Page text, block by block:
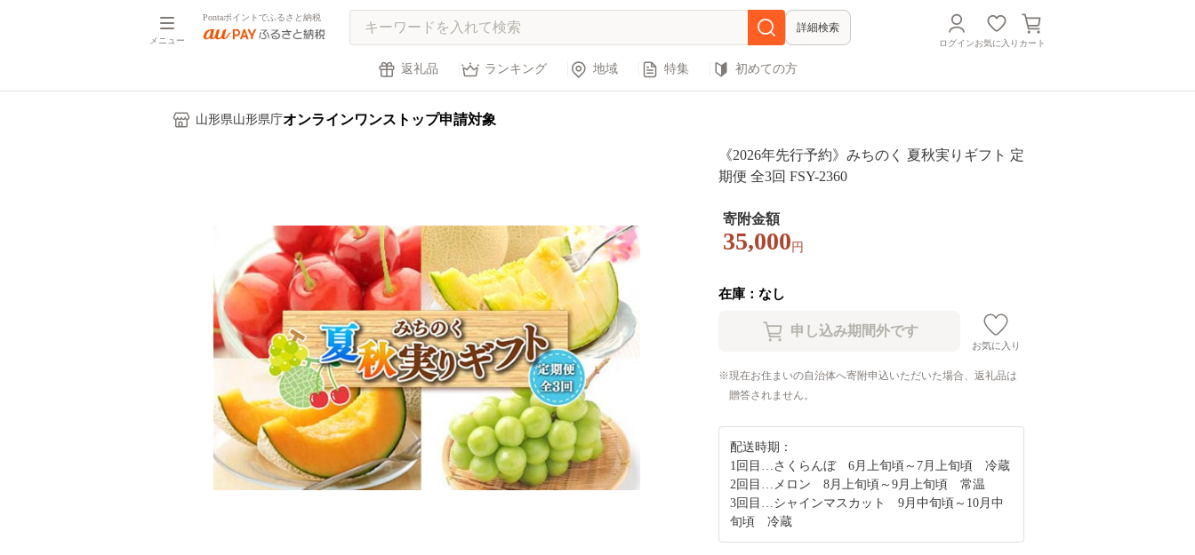
メニュー
Pontaポイントでふるさと納税
詳細検索
ログインお気に入り カート
返礼品 ランキング 地域 特集 初めての方
山形県山形県庁オンラインワンストップ申請対象
《2026年先行予約》みちのく 夏秋実りギフト 定
期便 全3回 FSY-2360
寄附金額
35,000 円
在庫：なし
お気に入り
現在お住まいの自治体へ寄附申込いただいた場合、返礼品は
贈答されません。
配送時期：
1回目…さくらんぼ 6月上旬頃～7月上旬頃 冷蔵
2回目…メロン 8月上旬頃～9月上旬頃 常温
3回目…シャインマスカット 9月中旬頃～10月中
旬頃 冷蔵